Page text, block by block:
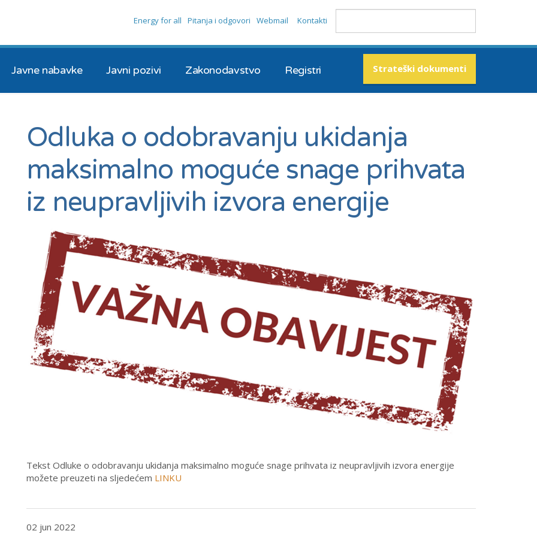
Strateški dokumenti
Javne nabavke Javni pozivi Zakonodavstvo Registri
Energy for all Pitanja i odgovori Webmail Kontakti
Odluka o odobravanju ukidanja
maksimalno moguće snage prihvata
iz neupravljivih izvora energije
Tekst Odluke o odobravanju ukidanja maksimalno moguće snage prihvata iz neupravljivih izvora energije
možete preuzeti na sljedećem LINKU
02 jun 2022